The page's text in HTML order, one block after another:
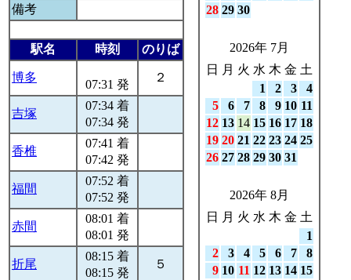
備考
駅名 時刻 のりば
博多
07:31 発
２
吉塚
07:34 着
07:34 発
香椎
07:41 着
07:42 発
福間
07:52 着
07:52 発
赤間
08:01 着
08:01 発
折尾
08:15 着
08:15 発
５
28 29 30
2026年 7月
日
月 火 水 木 金 土
1
2 3
4
5
6 7 8 9 10 11
12 13 14 15 16 17 18
19 20 21 22 23 24 25
26 27 28 29 30 31
2026年 8月
日
月 火 水 木 金 土
1
2
3 4 5 6 7
8
9 10 11 12 13 14 15